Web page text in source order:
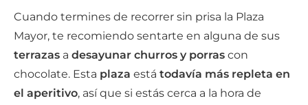
Cuando termines de recorrer sin prisa la Plaza
Mayor, te recomiendo sentarte en alguna de sus
terrazas a desayunar churros y porras con
chocolate. Esta plaza está todavía más repleta en
el aperitivo, así que si estás cerca a la hora de